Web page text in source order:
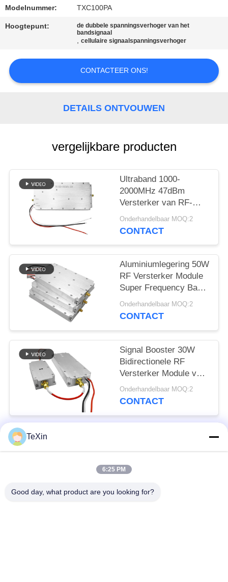
VERZOEK
OM EEN
SITEMAP
Modelnummer: TXC100PA
Hoogtepunt:
de dubbele spanningsverhoger van het
bandsignaal
,cellulaire signaalspanningsverhoger
CONTACTEER ONS!
DETAILS ONTVOUWEN
vergelijkbare producten
Ultraband 1000-
2000MHz 47dBm
Versterker van RF-
vermogen
Onderhandelbaar MOQ:2
CONTACT
Aluminiumlegering 50W
RF Versterker Module
Super Frequency Band
5000-6000MHz Signal
Source Voor Jammer
Onderhandelbaar MOQ:2
CONTACT
Signal Booster 30W
Bidirectionele RF
Versterker Module voor
aangepaste 868MHz
900MHz 1.2G 2.4G
Onderhandelbaar MOQ:2
CONTACT
populaire categorieën
module
TeXin
6:25 PM
Good day, what product are you looking for?